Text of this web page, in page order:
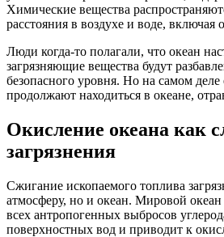
Химические вещества
расстояния в воздухе и воде, включая
Люди когда-то полагали, что океан
загрязняющие вещества будут
безопасного уровня. Но на самом
продолжают находиться в океане,
Окисление океана как
загрязнения
Сжигание ископаемого топлива
атмосферу, но и океан. Мировой океан
всех антропогенных выбросов
поверхностных вод и приводит к